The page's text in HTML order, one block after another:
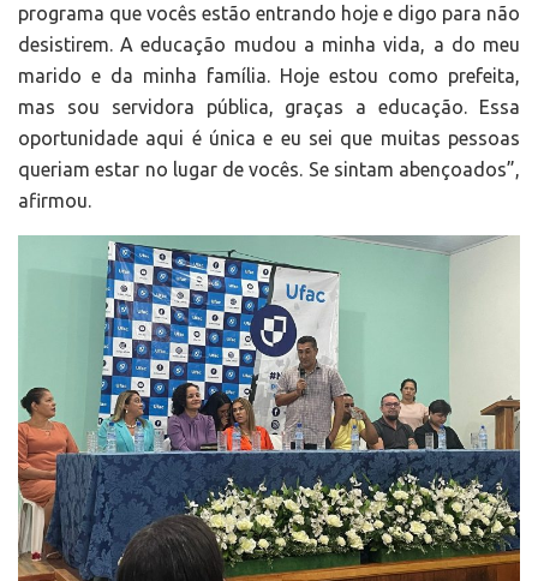
programa que vocês estão entrando hoje e digo para não
desistirem. A educação mudou a minha vida, a do meu
marido e da minha família. Hoje estou como prefeita,
mas sou servidora pública, graças a educação. Essa
oportunidade aqui é única e eu sei que muitas pessoas
queriam estar no lugar de vocês. Se sintam abençoados”,
afirmou.